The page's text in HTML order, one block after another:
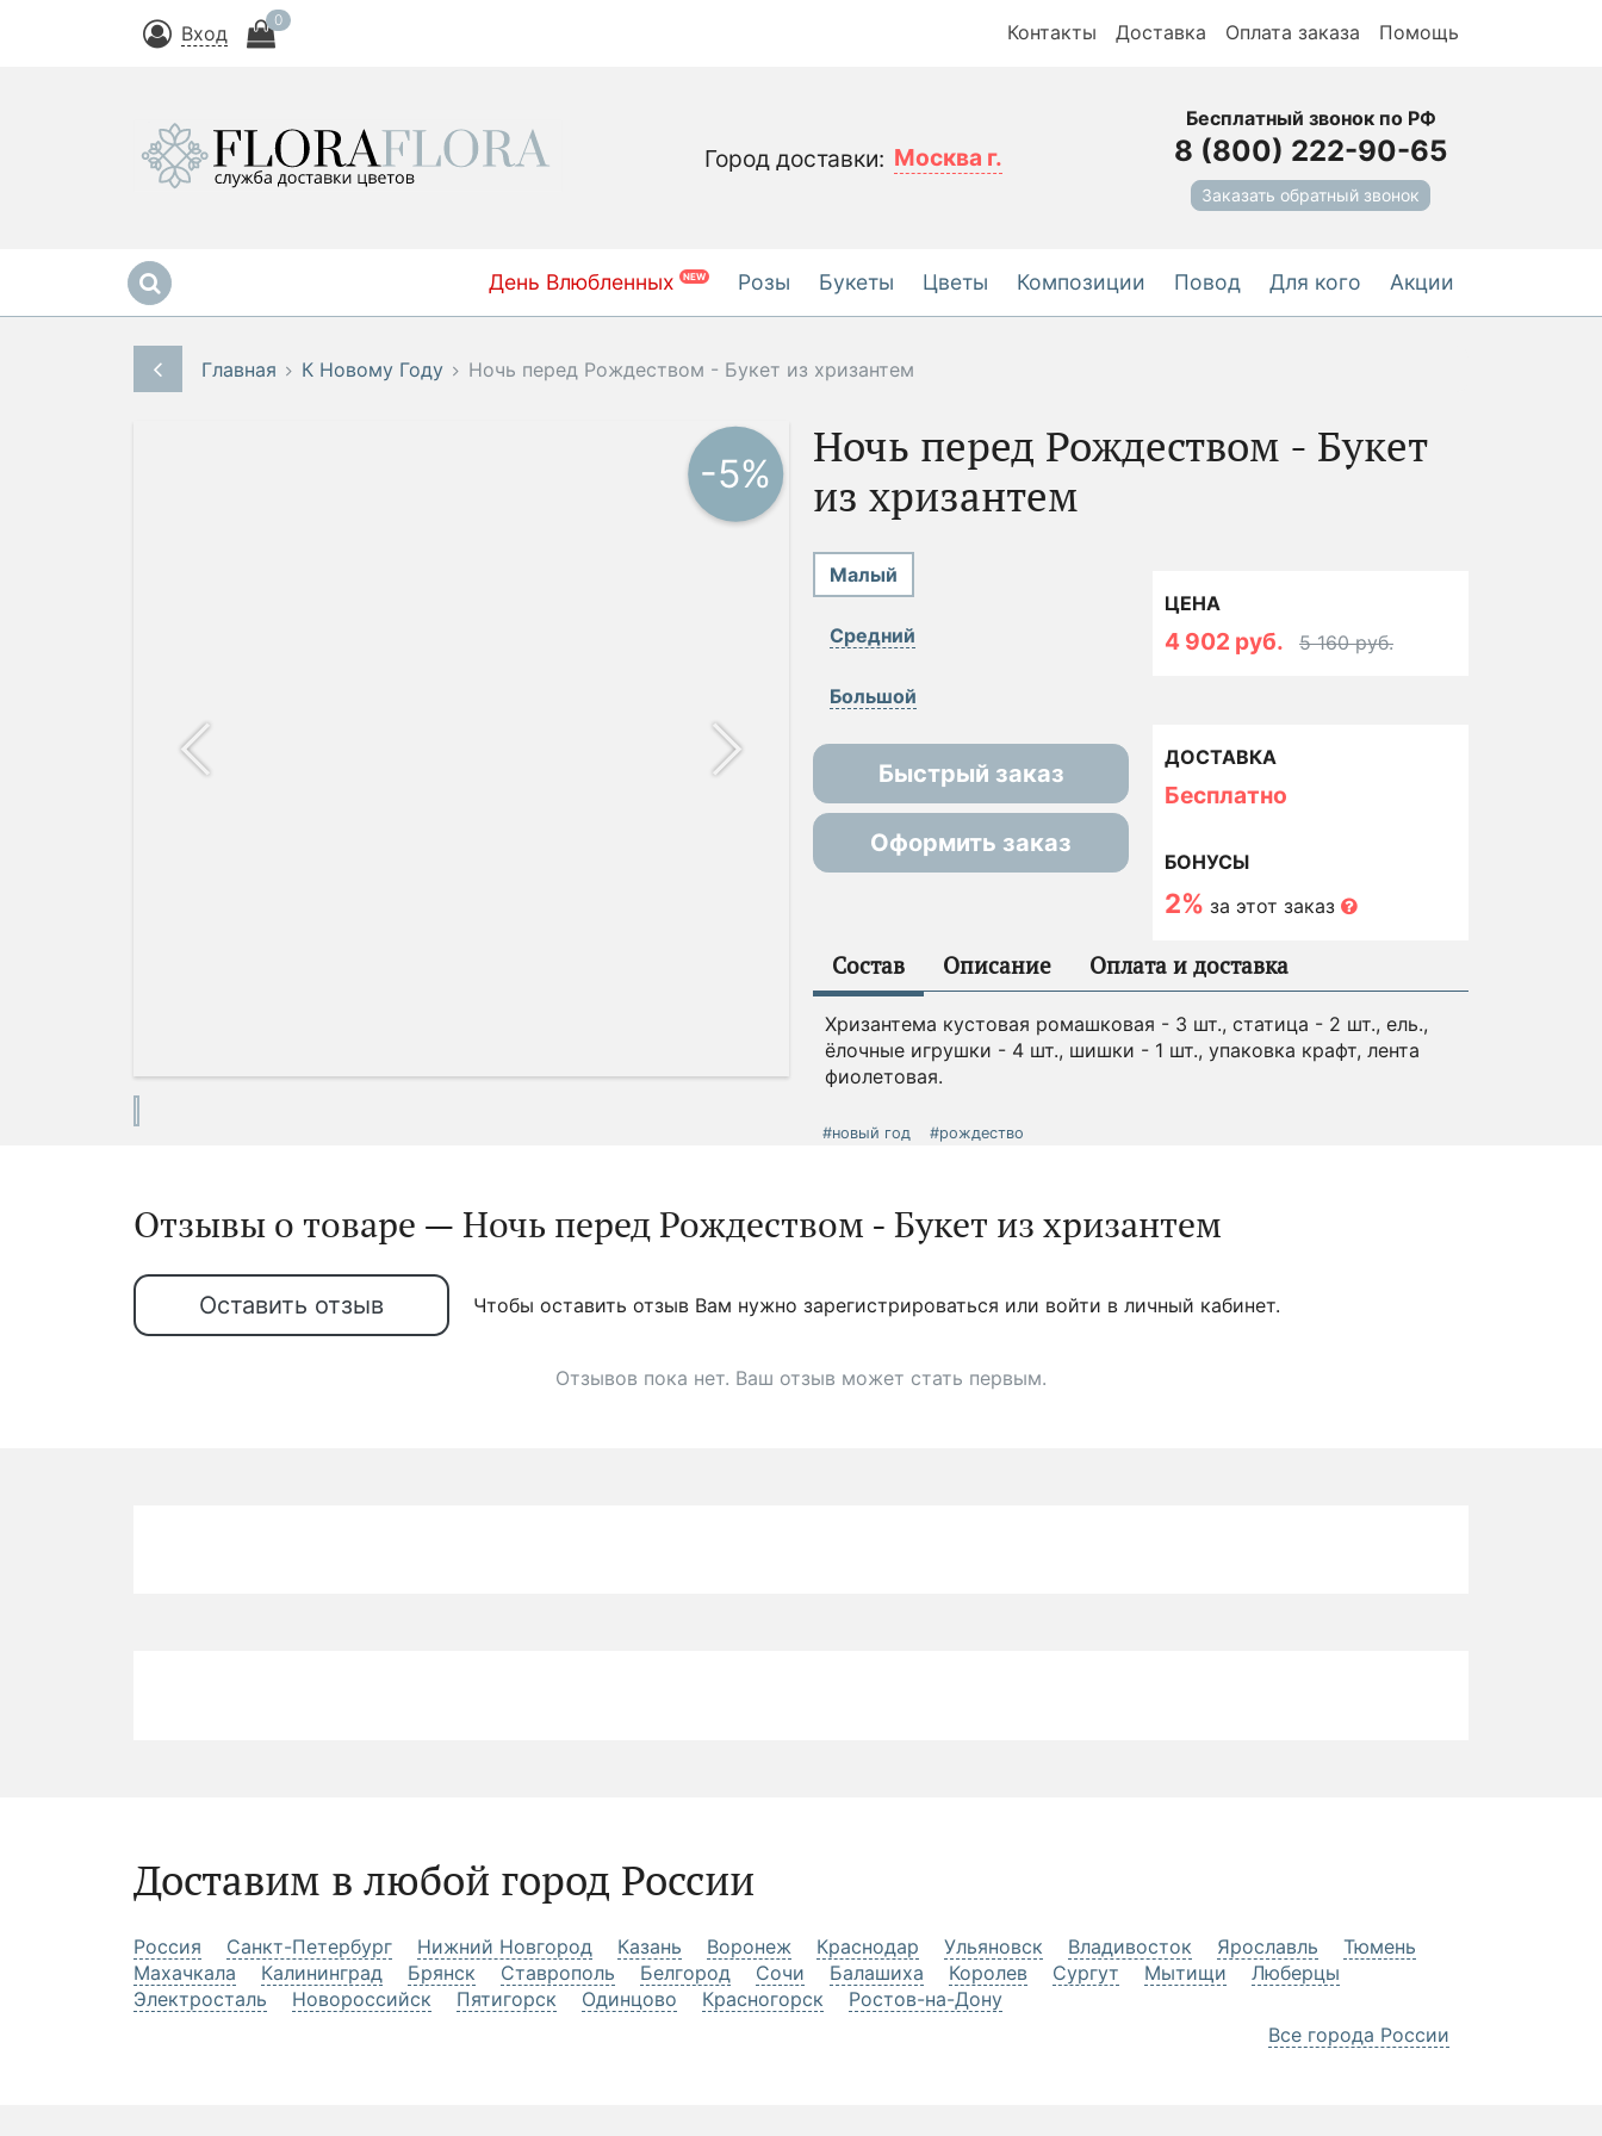
Вход
0
Контакты Доставка Оплата заказа Помощь
Город доставки: Москва г.
Бесплатный звонок по РФ
8 (800) 222-90-65
Заказать обратный звонок
День Влюбленных NEW Розы Букеты Цветы Композиции Повод Для кого Акции
Главная К Новому Году Ночь перед Рождеством - Букет из хризантем
-5% -5%
Ночь перед Рождеством - Букет
из хризантем
Малый
Средний
Большой
ЦЕНА
4 902 руб. 5 160 руб.
Быстрый заказ
Оформить заказ
ДОСТАВКА
Бесплатно
БОНУСЫ
2% за этот заказ
Состав Описание Оплата и доставка
Хризантема кустовая ромашковая - 3 шт., статица - 2 шт., ель.,
ёлочные игрушки - 4 шт., шишки - 1 шт., упаковка крафт, лента
фиолетовая.
#новый год #рождество
Отзывы о товаре — Ночь перед Рождеством - Букет из хризантем
Оставить отзыв Чтобы оставить отзыв Вам нужно зарегистрироваться или войти в личный кабинет.
Отзывов пока нет. Ваш отзыв может стать первым.
Доставим в любой город России
Россия Санкт-Петербург Нижний Новгород Казань Воронеж Краснодар Ульяновск Владивосток Ярославль
Тюмень
Махачкала
Калининград Брянск Ставрополь Белгород Сочи Балашиха Королев Сургут Мытищи
Люберцы
Электросталь
Новороссийск Пятигорск Одинцово Красногорск
Ростов-на-Дону
Все города России